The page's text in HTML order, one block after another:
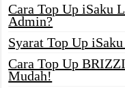
Cara Top Up iSaku
Admin?
Syarat Top Up
Cara Top Up
Mudah!